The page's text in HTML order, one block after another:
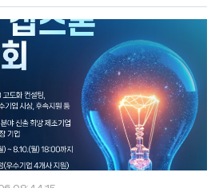
: 금 99,990,000원(금구천구백구십구만원,
쟁, 전자입찰(총액계약), 규격·가격 동시입찰 바.
08.14.(금) 바. 전자입찰 및 제출서류 접수 개시